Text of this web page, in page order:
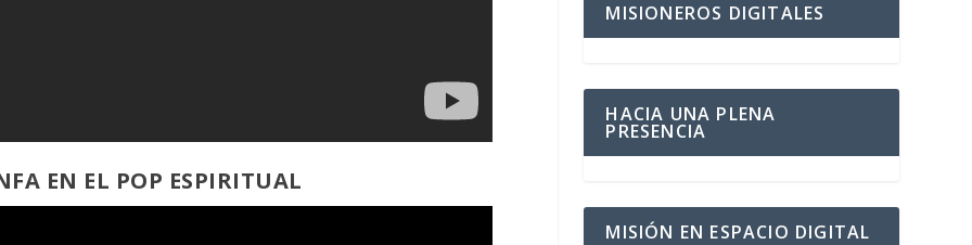
EN EL POP ESPIRITUAL
MISIONEROS DIGITALES
HACIA UNA PLENA
PRESENCIA
MISIÓN EN ESPACIO DIGITAL